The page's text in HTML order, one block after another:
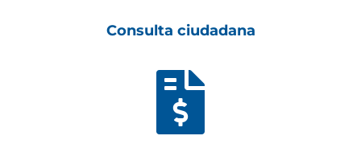
Consulta ciudadana
